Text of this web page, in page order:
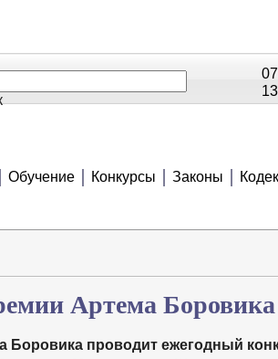
Обучение Конкурсы Законы
Артема Боровика
проводит ежегодный